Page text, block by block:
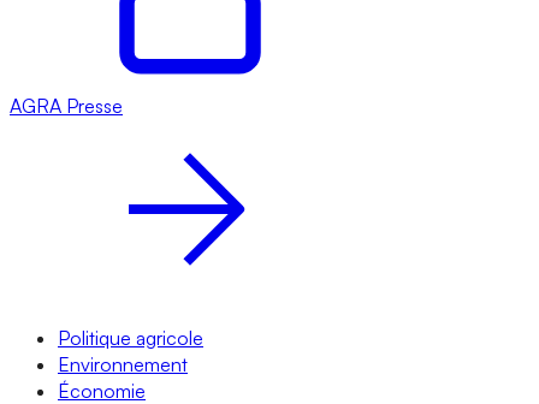
AGRA Presse
Politique agricole
Environnement
Économie